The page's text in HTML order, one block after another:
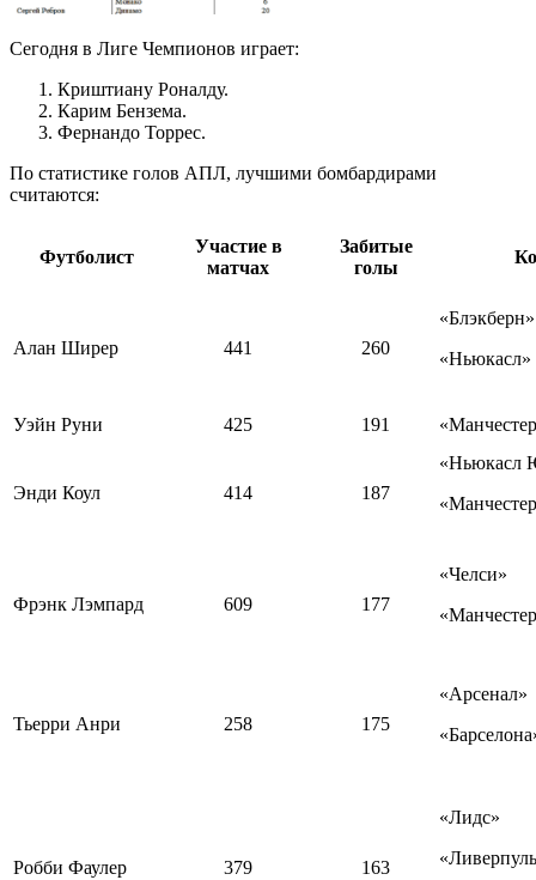
Сегодня в Лиге Чемпионов играет:
Криштиану Роналду.
Карим Бензема.
Фернандо Торрес.
По статистике голов АПЛ, лучшими бомбардирами
считаются:
Футболист
Участие в
матчах
Забитые
голы
Алан Ширер 441 260
«Блэкберн»
«Ньюкасл»
Уэйн Руни 425 191
Энди Коул 414 187
«Ньюкасл
Фрэнк Лэмпард 609 177
«Челси»
Тьерри Анри 258 175
«Арсенал»
Робби Фаулер 379 163
«Лидс»